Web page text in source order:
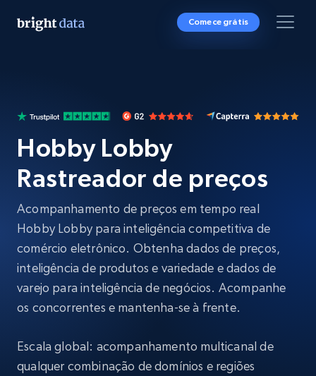
Comece grátis
Hobby Lobby
Rastreador de preços
Acompanhamento de preços em tempo real
Hobby Lobby para inteligência competitiva de
comércio eletrônico. Obtenha dados de preços,
inteligência de produtos e variedade e dados de
varejo para inteligência de negócios. Acompanhe
os concorrentes e mantenha-se à frente.
Escala global: acompanhamento multicanal de
qualquer combinação de domínios e regiões